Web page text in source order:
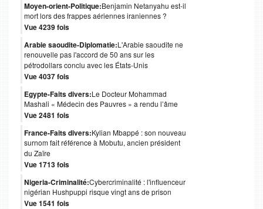
Moyen-orient-Politique:Benjamin Netanyahu est-il
mort lors des frappes aériennes iraniennes ?
Vue 4239 fois
Arabie saoudite-Diplomatie:L'Arabie saoudite ne
renouvelle pas l'accord de 50 ans sur les
pétrodollars conclu avec les États-Unis
Vue 4037 fois
Egypte-Faits divers:Le Docteur Mohammad
Mashali « Médecin des Pauvres » a rendu l’âme
Vue 2481 fois
France-Faits divers:Kylian Mbappé : son nouveau
surnom fait référence à Mobutu, ancien président
du Zaïre
Vue 1713 fois
Nigeria-Criminalité:Cybercriminalité : l'influenceur
nigérian Hushpuppi risque vingt ans de prison
Vue 1541 fois